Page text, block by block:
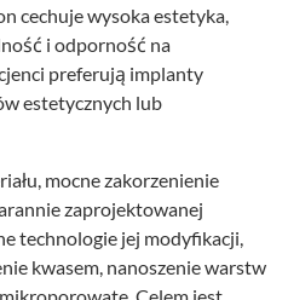
cechuje wysoka estetyka,
i odporność na
preferują implanty
estetycznych lub
mocne zakorzenienie
zaprojektowanej
technologie jej modyfikacji,
kwasem, nanoszenie warstw